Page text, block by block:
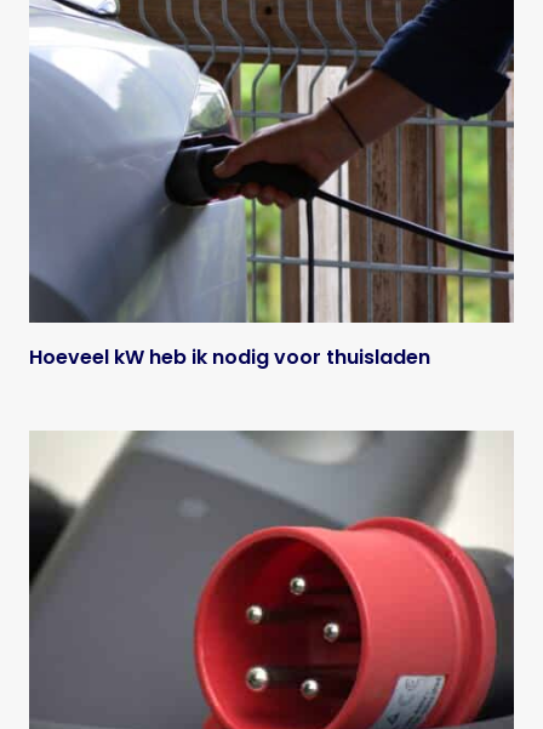
Hoeveel kW heb ik nodig voor thuisladen